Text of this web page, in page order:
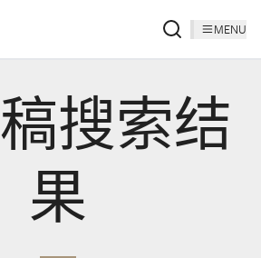
MENU
搜索结
果